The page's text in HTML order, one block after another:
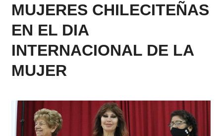
MUJERES CHILECITEÑAS
EN EL DIA
INTERNACIONAL DE LA
MUJER